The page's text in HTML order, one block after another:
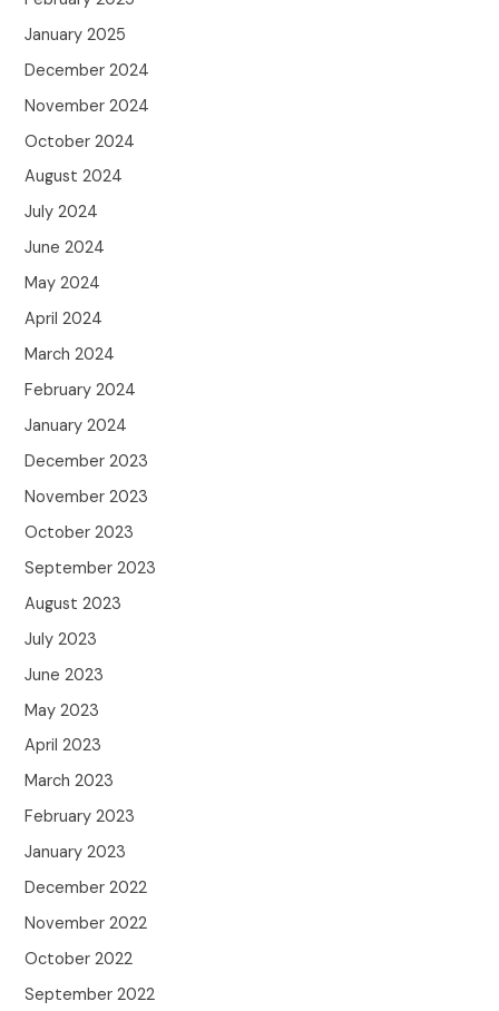
January 2025
December 2024
November 2024
October 2024
August 2024
July 2024
June 2024
May 2024
April 2024
March 2024
February 2024
January 2024
December 2023
November 2023
October 2023
September 2023
August 2023
July 2023
June 2023
May 2023
April 2023
March 2023
February 2023
January 2023
December 2022
November 2022
October 2022
September 2022